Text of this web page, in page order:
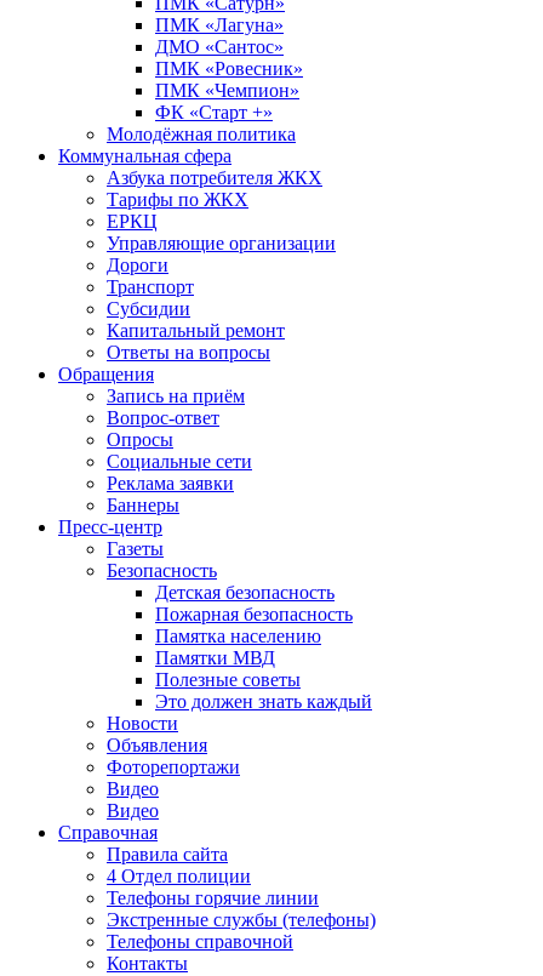
ПМК «Лагуна»
ДМО «Сантос»
ПМК «Ровесник»
ПМК «Чемпион»
ФК «Старт +»
Молодёжная политика
Коммунальная сфера
Азбука потребителя ЖКХ
Тарифы по ЖКХ
ЕРКЦ
Управляющие организации
Дороги
Транспорт
Субсидии
Капитальный ремонт
Ответы на вопросы
Обращения
Запись на приём
Вопрос-ответ
Опросы
Социальные сети
Реклама заявки
Баннеры
Пресс-центр
Газеты
Безопасность
Детская безопасность
Пожарная безопасность
Памятка населению
Памятки МВД
Полезные советы
Это должен знать каждый
Новости
Объявления
Фоторепортажи
Видео
Видео
Справочная
Правила сайта
4 Отдел полиции
Телефоны горячие линии
Экстренные службы (телефоны)
Телефоны справочной
Контакты